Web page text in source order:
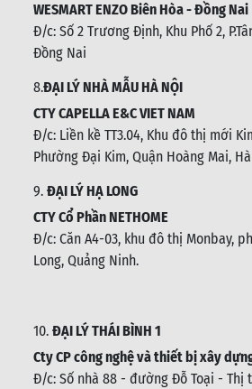
WESMART ENZO Biên Hòa - Đồng Nai
Đ/c: Số 2 Trương Định, Khu Phố 2,
Đồng Nai
8.ĐẠI LÝ NHÀ MẪU HÀ NỘI
CTY CAPELLA E&C VIET NAM
Đ/c: Liền kề TT3.04, Khu đô thị mới
Phường Đại Kim, Quận Hoàng Mai,
9. ĐẠI LÝ HẠ LONG
CTY Cổ Phần NETHOME
Đ/c: Căn A4-03, khu đô thị Monbay,
Long, Quảng Ninh.
10. ĐẠI LÝ THÁI BÌNH 1
Cty CP công nghệ và thiết bị xây
Đ/c: Số nhà 88 - đường Đỗ Toại - Thị